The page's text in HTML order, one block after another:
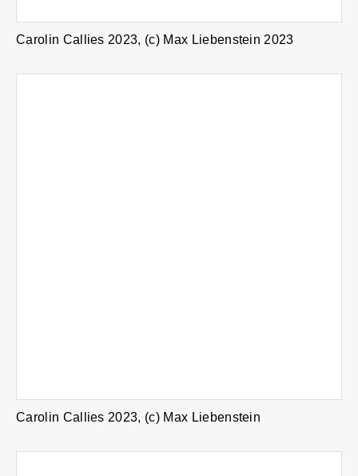
Carolin Callies 2023, (c) Max Liebenstein 2023
Carolin Callies 2023, (c) Max Liebenstein